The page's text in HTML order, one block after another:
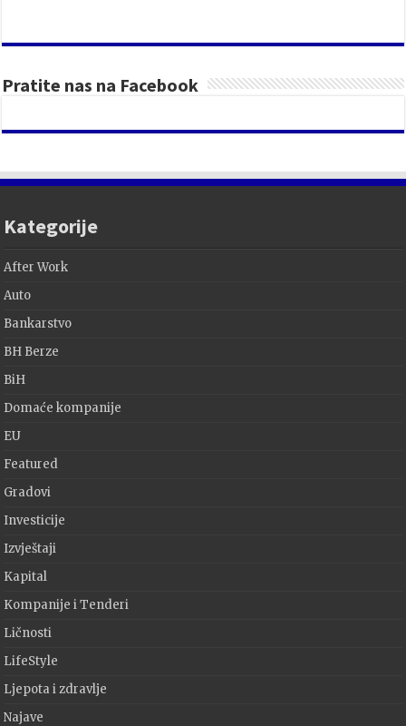
Pratite nas na Facebook
Kategorije
After Work
Auto
Bankarstvo
BH Berze
BiH
Domaće kompanije
EU
Featured
Gradovi
Investicije
Izvještaji
Kapital
Kompanije i Tenderi
Ličnosti
LifeStyle
Ljepota i zdravlje
Najave